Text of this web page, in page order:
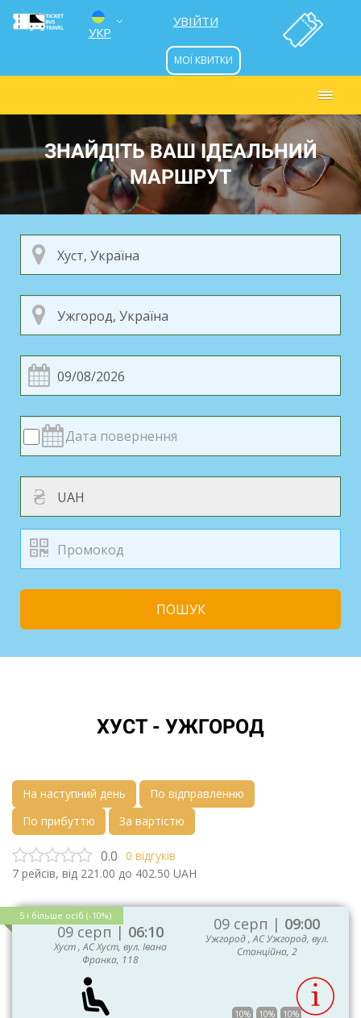
УКР
ENG
РУС
УВІЙТИ
МОЇ КВИТКИ
ЗНАЙДІТЬ ВАШ ІДЕАЛЬНИЙ
МАРШРУТ
₴
ПОШУК
ХУСТ - УЖГОРОД
На наступний день
По відправленню
По прибуттю
За вартістю
0.0 0 відгуків
7 рейсів, від 221.00 до 402.50 UAH
09 серп | 06:10
Хуст , АС Хуст, вул. Івана
Франка, 118
5 і більше осіб (-10%) 09 серп | 09:00
Ужгород , АС Ужгород, вул.
Станційна, 2
10% 10% 10%